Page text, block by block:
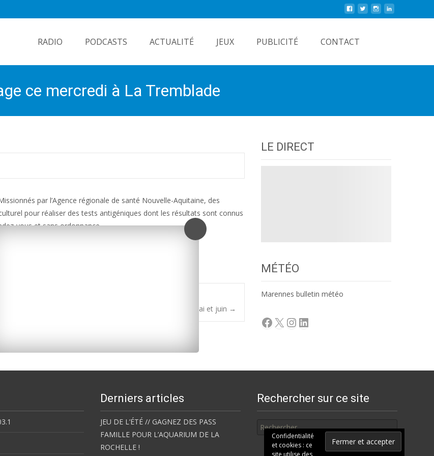
RADIO PODCASTS ACTUALITÉ JEUX PUBLICITÉ CONTACT
ce mercredi à La Tremblade
par l’Agence régionale de santé Nouvelle-Aquitaine, des
pour réaliser des tests antigéniques dont les résultats sont connus
vous et sans ordonnance.
glaces en cornet
Royan : recherche de figurants pour un tournage en mai et juin →
LE DIRECT
MÉTÉO
Marennes bulletin météo
Facebook
X Instagram
LinkedIn
Derniers articles
JEU DE L’ÉTÉ // GAGNEZ DES PASS
FAMILLE POUR L’AQUARIUM DE LA
ROCHELLE !
Rechercher sur ce site
Confidentialité
et cookies : ce
site utilise des